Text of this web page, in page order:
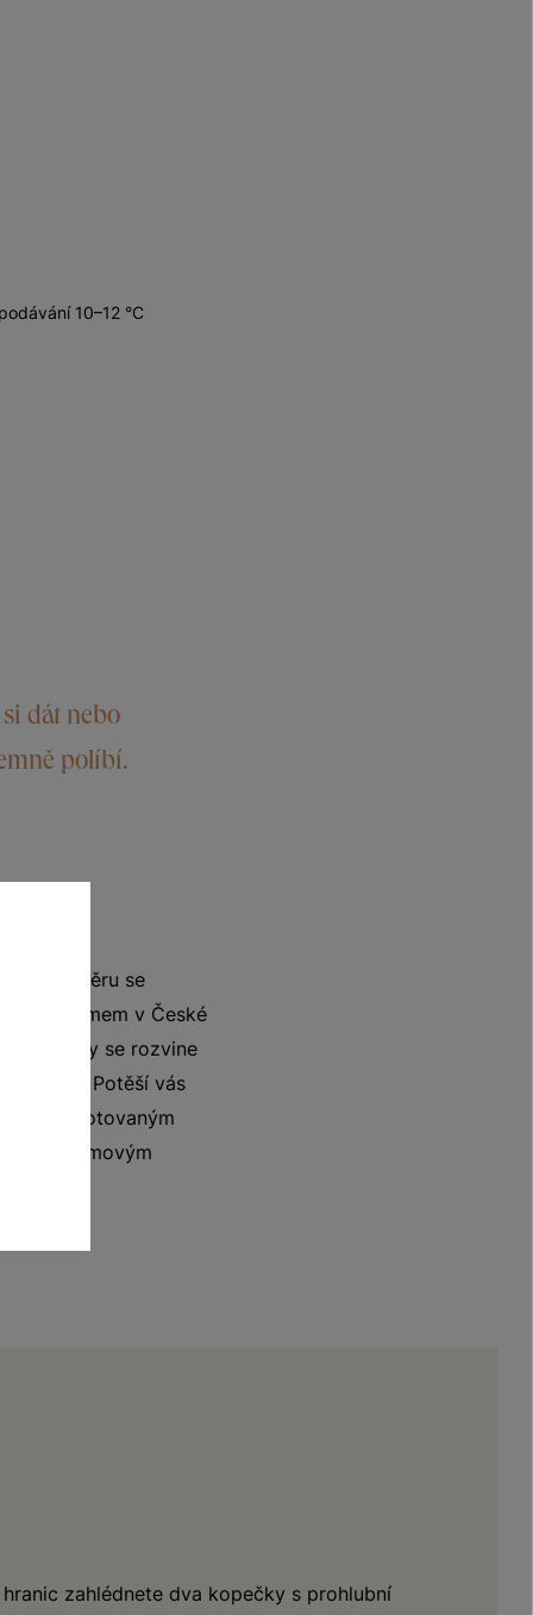
10–12 °C
dát nebo
políbí.
výběru se
systémem v České
kdy se rozvine
Potěší vás
kompotovaným
ke krémovým
zahlédnete dva kopečky s prohlubní